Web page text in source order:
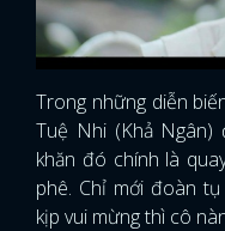
Trong những diễn
Tuệ Nhi (Khả
khăn đó chính là
phê. Chỉ mới đoàn
kịp vui mừng thì cô